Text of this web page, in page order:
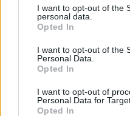
not limited to your visit or
grant or deny consent to
use your data for below
consent section.
I want to opt-out of the
personal data.
Opted In
I want to opt-out of the
Personal Data.
Opted In
I want to opt-out of
Personal Data for
Opted In
- «Καμπανάκι» από
Αθηνών για την
υγείας
Φωτιά σε
Εκκενώθηκε
και δολοφονούσε
συλληφθεί και